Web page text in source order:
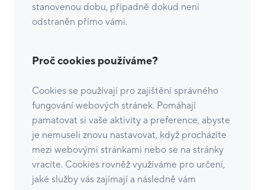
stanovenou dobu, případně dokud není
odstraněn přímo vámi.
Proč cookies používáme?
Cookies se používají pro zajištění správného
fungování webových stránek. Pomáhají
pamatovat si vaše aktivity a preference, abyste
je nemuseli znovu nastavovat, když procházíte
mezi webovými stránkami nebo se na stránky
vracíte. Cookies rovněž využíváme pro určení,
jaké služby vás zajímají a následně vám